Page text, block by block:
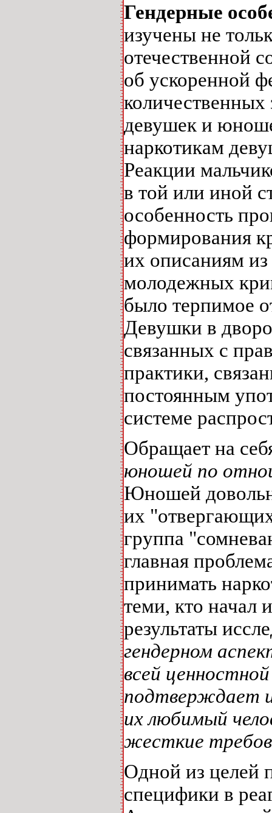
Гендерные
изучены не
отечественной
об ускоренной
девушек и
наркотикам
Реакции
в той или иной
особенность
формирования
их описаниям
молодежных
было терпимое
Девушки в
связанных с
практики,
постоянным
системе
Обращает на
юношей по
Юношей
их
группа
главная
принимать
теми, кто начал
результаты
гендерном
всей
подтверждает
их любимый
жесткие
Одной из целей
специфики в